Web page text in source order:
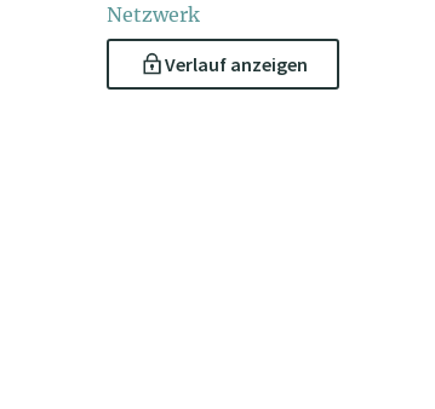
Netzwerk
Verlauf anzeigen